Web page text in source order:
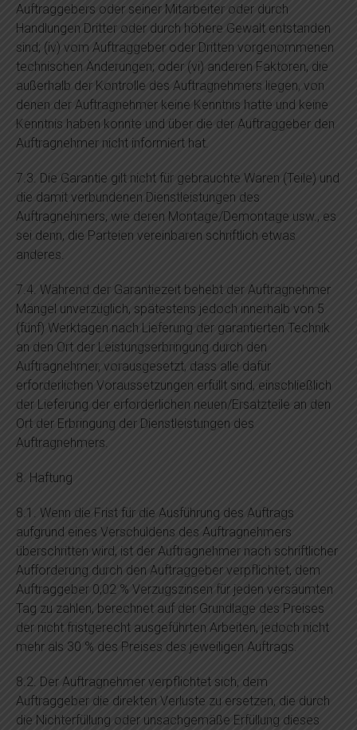
Auftraggebers oder seiner Mitarbeiter oder durch
Handlungen Dritter oder durch höhere Gewalt entstanden
sind; (iv) vom Auftraggeber oder Dritten vorgenommenen
technischen Änderungen; oder (vi) anderen Faktoren, die
außerhalb der Kontrolle des Auftragnehmers liegen, von
denen der Auftragnehmer keine Kenntnis hatte und keine
Kenntnis haben konnte und über die der Auftraggeber den
Auftragnehmer nicht informiert hat.
7.3. Die Garantie gilt nicht für gebrauchte Waren (Teile) und
die damit verbundenen Dienstleistungen des
Auftragnehmers, wie deren Montage/Demontage usw., es
sei denn, die Parteien vereinbaren schriftlich etwas
anderes.
7.4. Während der Garantiezeit behebt der Auftragnehmer
Mängel unverzüglich, spätestens jedoch innerhalb von 5
(fünf) Werktagen nach Lieferung der garantierten Technik
an den Ort der Leistungserbringung durch den
Auftragnehmer, vorausgesetzt, dass alle dafür
erforderlichen Voraussetzungen erfüllt sind, einschließlich
der Lieferung der erforderlichen neuen/Ersatzteile an den
Ort der Erbringung der Dienstleistungen des
Auftragnehmers.
8. Haftung
8.1. Wenn die Frist für die Ausführung des Auftrags
aufgrund eines Verschuldens des Auftragnehmers
überschritten wird, ist der Auftragnehmer nach schriftlicher
Aufforderung durch den Auftraggeber verpflichtet, dem
Auftraggeber 0,02 % Verzugszinsen für jeden versäumten
Tag zu zahlen, berechnet auf der Grundlage des Preises
der nicht fristgerecht ausgeführten Arbeiten, jedoch nicht
mehr als 30 % des Preises des jeweiligen Auftrags.
8.2. Der Auftragnehmer verpflichtet sich, dem
Auftraggeber die direkten Verluste zu ersetzen, die durch
die Nichterfüllung oder unsachgemäße Erfüllung dieses